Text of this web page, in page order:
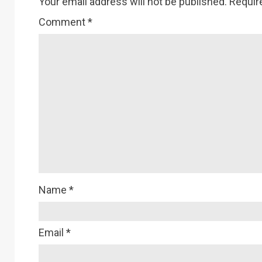
Comment*
Name *
Email *